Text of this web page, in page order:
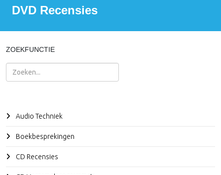
DVD Recensies
ZOEKFUNCTIE
Zoeken
Audio Techniek
Boekbesprekingen
CD Recensies